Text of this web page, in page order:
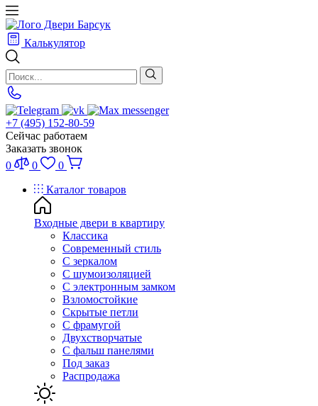
Калькулятор
+7 (495) 152-80-59
Сейчас работаем
Заказать звонок
0
0
0
Каталог товаров
Входные двери в квартиру
Классика
Современный стиль
С зеркалом
С шумоизоляцией
С электронным замком
Взломостойкие
Скрытые петли
С фрамугой
Двухстворчатые
С фальш панелями
Под заказ
Распродажа